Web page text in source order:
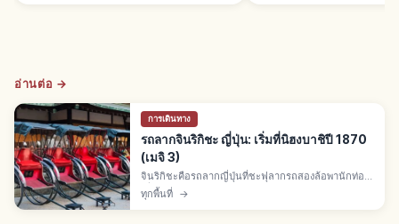
อ่านต่อ →
การเดินทาง
รถลากจินริกิชะ ญี่ปุ่น: เริ่มที่นิฮงบาชิปี 1870
(เมจิ 3)
จินริกิชะคือรถลากญี่ปุ่นที่ชะฟุลากรถสองล้อพานักท่อง
เที่ยวชมเมือง อิซึมิ โยสุเกะ ซึซึกิ โทคุจิโร และทาคายา
มะ โคสุเกะยื่นขอที่กรุงโตเกียวปี 1870 เริ่มที่นิฮงบาชิ
ทุกพื้นที่ →